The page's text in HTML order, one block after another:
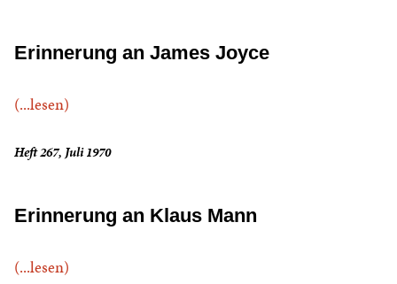
Erinnerung an James Joyce
(...lesen)
Heft 267, Juli 1970
Erinnerung an Klaus Mann
(...lesen)